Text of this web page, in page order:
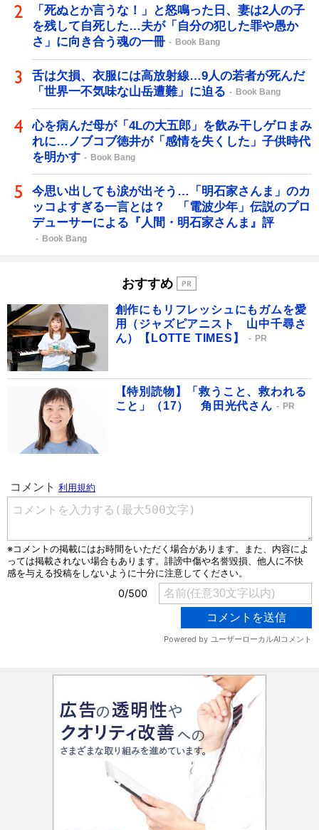
「死ぬとか言うな！」と怒鳴った日、妻は2人の子
を残して自死した…夫が「自分の犯した罪や愚か
さ」に向き合う魂の一冊
Book Bang
舌は欠損、衣服には高放射線…9人の若者が死んだ
「世界一不気味な山岳遭難」に迫る
Book Bang
心を病んだ母が「4Lの大五郎」を飲み干しゲロまみ
れに…ノブコブ徳井が「感情を失くした」子供時代
を明かす
Book Bang
今思い出しても涙が出そう…「明石家さんま」のカ
ッコよすぎる一言とは？ 「電波少年」伝説のプロ
デューサーによる『人間・明石家さんま』評
Book Bang
おすすめ
創作にもリフレッシュにもガムを愛
用（ジャズピアニスト 山中千尋さ
ん）【LOTTE TIMES】
PR
【特別読物】「救うこと、救われる
こと」（17） 角田光代さん
PR